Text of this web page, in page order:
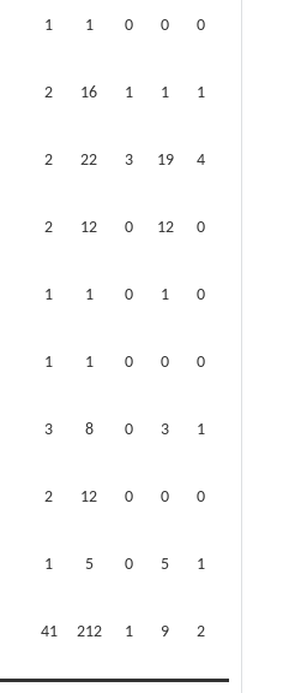
1 1 0 0 0
2 16 1 1 1
2 22 3 19 4
2 12 0 12 0
1 1 0 1 0
1 1 0 0 0
3 8 0 3 1
2 12 0 0 0
1 5 0 5 1
41 212 1 9 2